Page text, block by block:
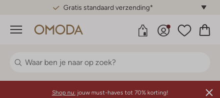
Gratis standaard verzending*
Menu
Shop nu: jouw must-haves tot 70% korting!